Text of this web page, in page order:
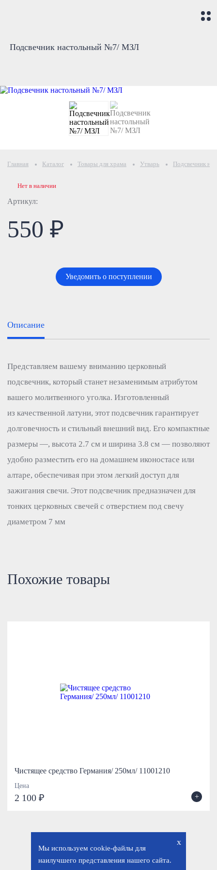
Подсвечник настольный №7/ МЗЛ
Главная Каталог Товары для храма Утварь Подсвечник
Артикул:
Нет в наличии
550 ₽
Уведомить о поступлении
Описание
Представляем вашему вниманию церковный
подсвечник, который станет незаменимым атрибутом
вашего молитвенного уголка. Изготовленный
из качественной латуни, этот подсвечник гарантирует
долговечность и стильный внешний вид. Его компактные
размеры —, высота 2.7 см и ширина 3.8 см — позволяют
удобно разместить его на домашнем иконостасе или
алтаре, обеспечивая при этом легкий доступ для
зажигания свечи. Этот подсвечник предназначен для
тонких церковных свечей с отверстием под свечу
диаметром 7 мм
Похожие товары
Чистящее средство Германия/ 250мл/ 11001210
Цена
2 100 ₽ +
x
Мы используем cookie-файлы для
наилучшего представления нашего сайта.